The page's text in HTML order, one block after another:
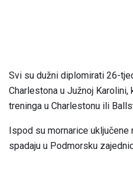
Svi su dužni diplomirati 26-
Charlestona u Južnoj
treninga u Charlestonu ili
Ispod su mornarice uključene
spadaju u Podmorsku